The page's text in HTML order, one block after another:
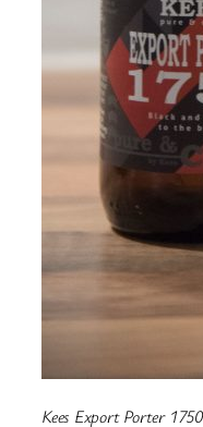
Kees Export Porter 1750